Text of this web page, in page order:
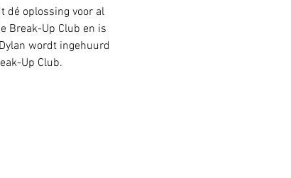
dé oplossing voor al
Break-Up Club en is
wordt ingehuurd
Up Club.